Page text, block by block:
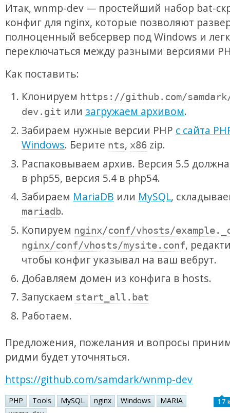
Итак, wnmp-dev — простейший набор bat-
конфиг для nginx, которые позволяют
полноценный вебсервер под Windows и
переключаться между разными версиями
Как поставить:
Клонируем https://github.com/samdark/
dev.git или загружаем архивом.
Забираем нужные версии PHP с сайта
Windows. Берите nts, x86 zip.
Распаковываем архив. Версия 5.5 должна
в php55, версия 5.4 в php54.
Забираем MariaDB или MySQL,
mariadb.
Копируем nginx/conf/vhosts/
nginx/conf/vhosts/mysite.conf,
чтобы конфиг указывал на ваш вебрут.
Добавляем домен из конфига в hosts.
Запускаем start_all.bat
Работаем.
Предложения, пожелания и вопросы
ридми будет уточняться.
https://github.com/samdark/wnmp-dev
PHP Tools MySQL nginx Windows
MARIA
17